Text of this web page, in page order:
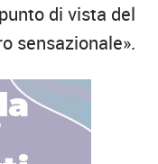
di vista del
sensazionale».